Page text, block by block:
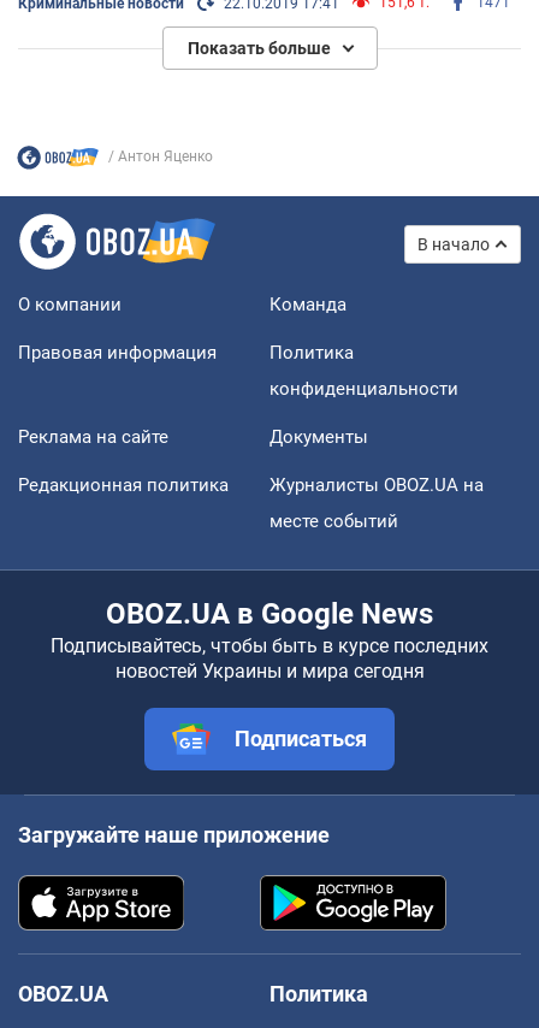
Криминальные новости 22.10.2019 17:41
Показать больше
Антон Яценко
В начало
О компании Команда
Правовая информация
Политика
конфиденциальности
Реклама на сайте Документы
Редакционная политика
Журналисты OBOZ.UA на
месте событий
OBOZ.UA в Google News
Подписывайтесь, чтобы быть в курсе последних
новостей Украины и мира сегодня
Подписаться
Загружайте наше приложение
OBOZ.UA
Политика